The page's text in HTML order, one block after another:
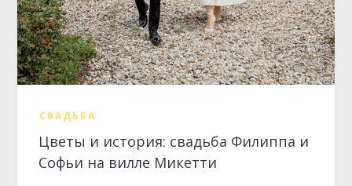
СВАДЬБА
Цветы и история: свадьба Филиппа и
Софьи на вилле Микетти